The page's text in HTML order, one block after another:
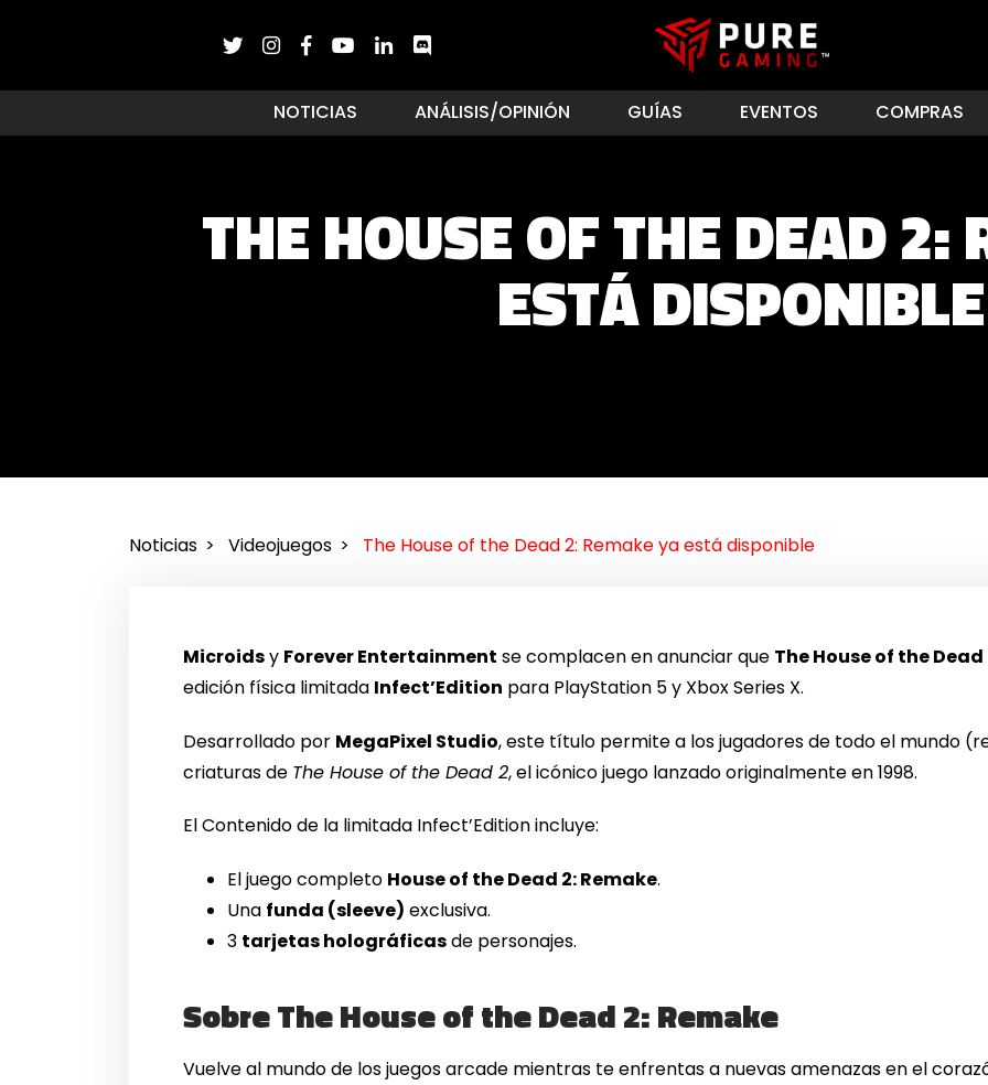
NOTICIAS ANÁLISIS/OPINIÓN GUÍAS EVENTOS COMPRAS
THE HOUSE OF THE DEAD 2:
ESTÁ DISPONIBLE
Noticias Videojuegos The House of the Dead 2: Remake ya está disponible
Microidsy Forever Entertainment se complacen en anunciar que The House of the Dead
edición física limitada Infect’Edition para PlayStation 5 y Xbox Series X.
Desarrollado por MegaPixel Studio, este título permite a los jugadores de todo el mundo
criaturas de The House of the Dead 2, el icónico juego lanzado originalmente en 1998.
El Contenido de la limitada Infect’Edition incluye:
El juego completo House of the Dead 2: Remake.
Una funda (sleeve) exclusiva.
3 tarjetas holográficasde personajes.
Sobre The House of the Dead 2: Remake
Vuelve al mundo de los juegos arcade mientras te enfrentas a nuevas amenazas en el